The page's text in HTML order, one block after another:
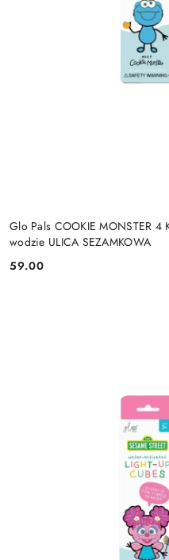
Glo Pals COOKIE MONSTER 4
wodzie ULICA SEZAMKOWA
Cena:
59.00